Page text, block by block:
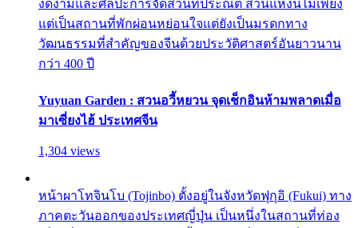
งดงามและศิลปะการจัดสวนที่ประณีต สวนแห่งนี้ไม่เพียง
แต่เป็นสถานที่พักผ่อนหย่อนใจแต่ยังเป็นมรดกทาง
วัฒนธรรมที่สำคัญของจีนด้วยประวัติศาสตร์อันยาวนาน
กว่า 400 ปี
Yuyuan Garden : สวนอวี้หยวน จุดเช็กอินห้ามพลาดเมื่อ
มาเซี่ยงไฮ้ ประเทศจีน
1,304 views
หน้าผาโทจินโบ (Tojinbo) ตั้งอยู่ในจังหวัดฟุกุอิ (Fukui) ทาง
ภาคตะวันออกของประเทศญี่ปุ่น เป็นหนึ่งในสถานที่ท่อง